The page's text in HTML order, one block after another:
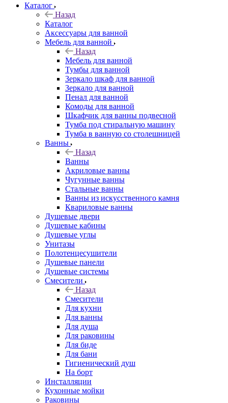
Каталог
Назад
Каталог
Аксессуары для ванной
Мебель для ванной
Назад
Мебель для ванной
Тумбы для ванной
Зеркало шкаф для ванной
Зеркало для ванной
Пенал для ванной
Комоды для ванной
Шкафчик для ванны подвесной
Тумба под стиральную машину
Тумба в ванную со столешницей
Ванны
Назад
Ванны
Акриловые ванны
Чугунные ванны
Стальные ванны
Ванны из искусственного камня
Квариловые ванны
Душевые двери
Душевые кабины
Душевые углы
Унитазы
Полотенцесушители
Душевые панели
Душевые системы
Смесители
Назад
Смесители
Для кухни
Для ванны
Для душа
Для раковины
Для биде
Для бани
Гигиенический душ
На борт
Инсталляции
Кухонные мойки
Раковины